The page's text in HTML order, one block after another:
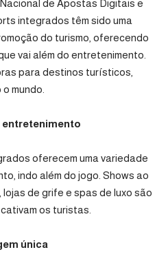
de Apostas Digitais e
integrados têm sido uma
do turismo, oferecendo
vai além do entretenimento.
para destinos turísticos,
mundo.
entretenimento
oferecem uma variedade
indo além do jogo. Shows ao
de grife e spas de luxo são
os turistas.
única